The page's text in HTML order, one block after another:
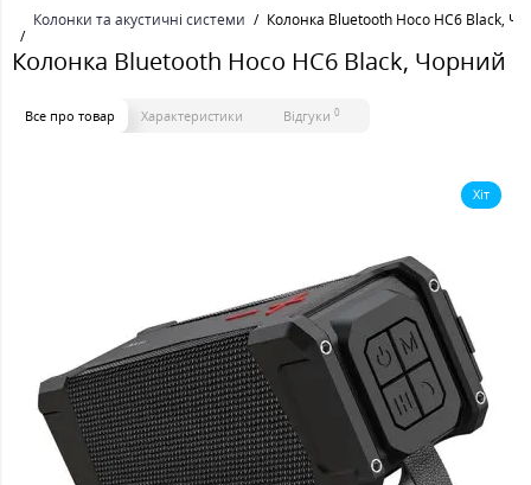
Колонки та акустичні системи Колонка Bluetooth Hoco HC6 Black,
Колонка Bluetooth Hoco HC6 Black, Чорний
Все про товар Характеристики Відгуки 0
Хіт